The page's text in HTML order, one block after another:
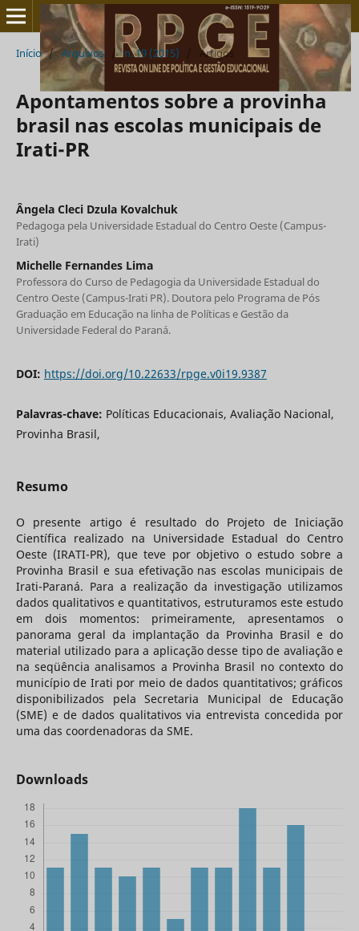
Início / Arquivos / n. 19 (2015) / Artigos
Apontamentos sobre a provinha
brasil nas escolas municipais de
Irati-PR
Ângela Cleci Dzula Kovalchuk
Pedagoga pela Universidade Estadual do Centro Oeste (Campus-
Irati)
Michelle Fernandes Lima
Professora do Curso de Pedagogia da Universidade Estadual do
Centro Oeste (Campus-Irati PR). Doutora pelo Programa de Pós
Graduação em Educação na linha de Políticas e Gestão da
Universidade Federal do Paraná.
DOI: https://doi.org/10.22633/rpge.v0i19.9387
Palavras-chave: Políticas Educacionais, Avaliação Nacional,
Provinha Brasil,
Resumo
O presente artigo é resultado do Projeto de Iniciação
Científica realizado na Universidade Estadual do Centro
Oeste (IRATI-PR), que teve por objetivo o estudo sobre a
Provinha Brasil e sua efetivação nas escolas municipais de
Irati-Paraná. Para a realização da investigação utilizamos
dados qualitativos e quantitativos, estruturamos este estudo
em dois momentos: primeiramente, apresentamos o
panorama geral da implantação da Provinha Brasil e do
material utilizado para a aplicação desse tipo de avaliação e
na seqüência analisamos a Provinha Brasil no contexto do
município de Irati por meio de dados quantitativos; gráficos
disponibilizados pela Secretaria Municipal de Educação
(SME) e de dados qualitativos via entrevista concedida por
uma das coordenadoras da SME.
Downloads